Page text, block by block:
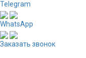
Telegram
WhatsApp
Заказать звонок